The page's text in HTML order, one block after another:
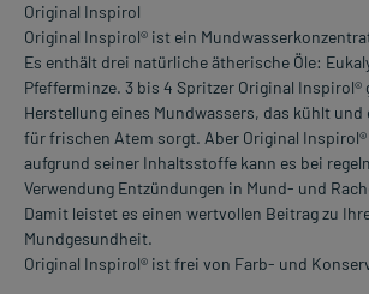
Original Inspirol
Original Inspirol® ist ein
Es enthält drei natürliche ätherische Öle:
Pfefferminze. 3 bis 4 Spritzer Original Inspirol®
Herstellung eines Mundwassers, das kühlt
für frischen Atem sorgt. Aber Original
aufgrund seiner Inhaltsstoffe kann es bei
Verwendung Entzündungen in Mund- und
Damit leistet es einen wertvollen Beitrag zu
Mundgesundheit.
Original Inspirol® ist frei von Farb- und